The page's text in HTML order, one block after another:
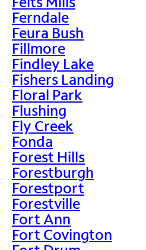
Ferndale
Feura Bush
Fillmore
Findley Lake
Fishers Landing
Floral Park
Flushing
Fly Creek
Fonda
Forest Hills
Forestburgh
Forestport
Forestville
Fort Ann
Fort Covington